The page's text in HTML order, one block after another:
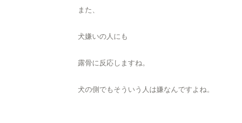
また、
犬嫌いの人にも
露骨に反応しますね。
犬の側でもそういう人は嫌なんですよね。